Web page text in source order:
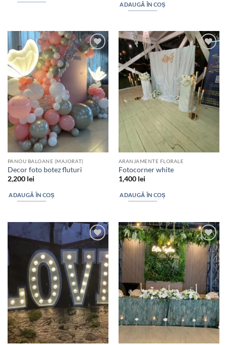
ADAUGĂ ÎN COȘ
Add to
wishlist
PANOU BALOANE (MAJORAT)
Decor foto botez fluturi
2,200 lei
ADAUGĂ ÎN COȘ
Add to
wishlist
ARANJAMENTE FLORALE
Fotocorner white
1,400 lei
ADAUGĂ ÎN COȘ
Add to
wishlist
Add to
wishlist